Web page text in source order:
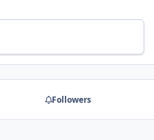
Followers